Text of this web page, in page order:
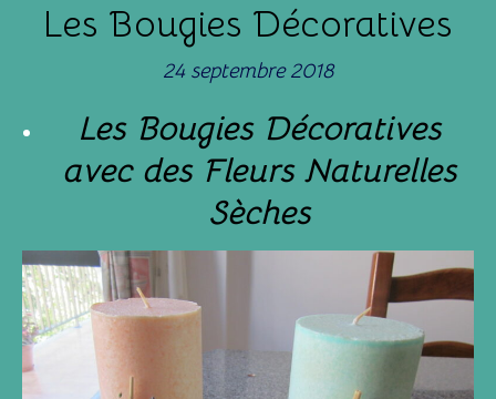
Les Bougies Décoratives
24 septembre 2018
Les Bougies Décoratives
avec des Fleurs Naturelles
Sèches